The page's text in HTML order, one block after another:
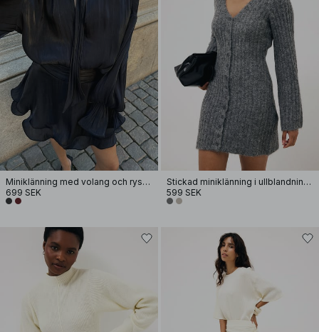
Miniklänning med volang och ryschad midja
699 SEK
Stickad miniklänning i ullblandning med knappar
599 SEK